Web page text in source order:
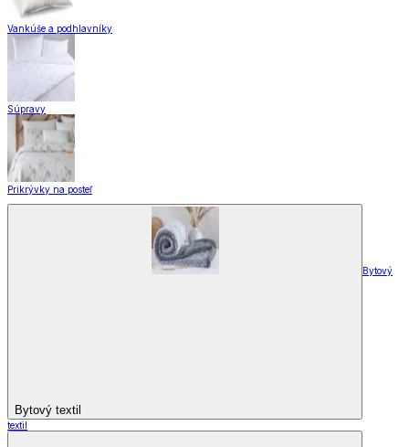
Vankúše a podhlavníky
Súpravy
Prikrývky na posteľ
Bytový textil
Bytový
textil